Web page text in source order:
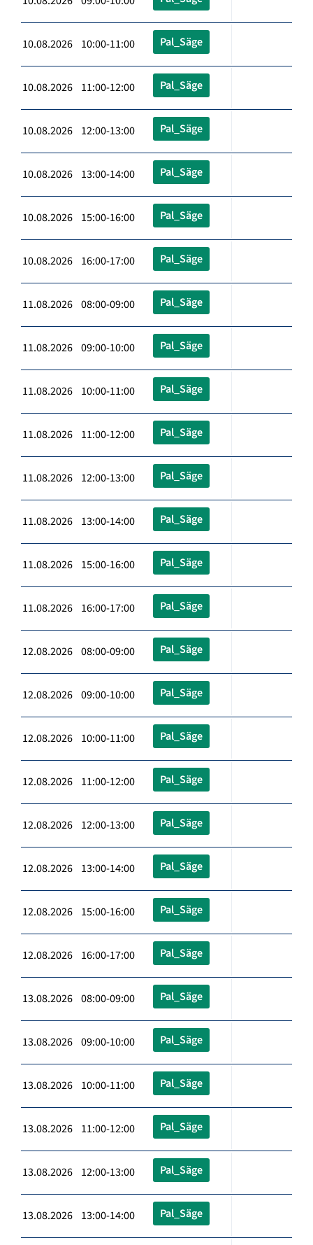
10.08.2026 10:00-11:00 Pal_Säge
10.08.2026 11:00-12:00 Pal_Säge
10.08.2026 12:00-13:00 Pal_Säge
10.08.2026 13:00-14:00 Pal_Säge
10.08.2026 15:00-16:00 Pal_Säge
10.08.2026 16:00-17:00 Pal_Säge
11.08.2026 08:00-09:00 Pal_Säge
11.08.2026 09:00-10:00 Pal_Säge
11.08.2026 10:00-11:00 Pal_Säge
11.08.2026 11:00-12:00 Pal_Säge
11.08.2026 12:00-13:00 Pal_Säge
11.08.2026 13:00-14:00 Pal_Säge
11.08.2026 15:00-16:00 Pal_Säge
11.08.2026 16:00-17:00 Pal_Säge
12.08.2026 08:00-09:00 Pal_Säge
12.08.2026 09:00-10:00 Pal_Säge
12.08.2026 10:00-11:00 Pal_Säge
12.08.2026 11:00-12:00 Pal_Säge
12.08.2026 12:00-13:00 Pal_Säge
12.08.2026 13:00-14:00 Pal_Säge
12.08.2026 15:00-16:00 Pal_Säge
12.08.2026 16:00-17:00 Pal_Säge
13.08.2026 08:00-09:00 Pal_Säge
13.08.2026 09:00-10:00 Pal_Säge
13.08.2026 10:00-11:00 Pal_Säge
13.08.2026 11:00-12:00 Pal_Säge
13.08.2026 12:00-13:00 Pal_Säge
13.08.2026 13:00-14:00 Pal_Säge